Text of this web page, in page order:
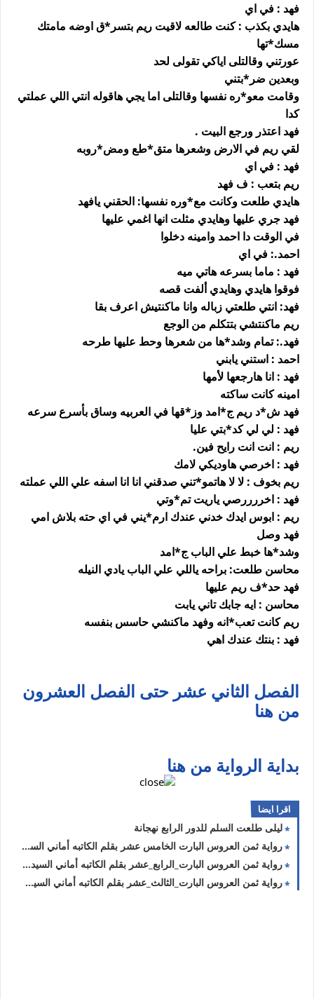
فهد : في اي
هايدي بكذب : كنت طالعه لاقيت ريم بتسر*ق اوضه مامتك
مسك*تها
عورتني وقالتلى اياكي تقولى لحد
وبعدين ضر*بتني
وقامت معو*ره نفسها وقالتلى اما يجي هاقوله انتي اللي عملتي
كدا
فهد اعتذر ورجع البيت .
لقي ريم في الارض وشعرها متق*طع ومض*روبه
فهد : في اي
ريم بتعب : ف فهد
هايدي طلعت وكانت مع*وره نفسها: الحقني يافهد
فهد جري عليها وهايدي مثلت انها اغمي عليها
في الوقت دا احمد وامينه دخلوا
احمد.: في اي
فهد : ماما بسرعه هاتي ميه
فوقوا هايدي وهايدي ألفت قصه
فهد: انتي طلعتي زباله وانا ماكنتيش اعرف بقا
ريم ماكنتشي بتتكلم من الوجع
فهد.: تمام وشد*ها من شعرها وحط عليها طرحه
احمد : استني يابني
فهد : انا هارجعها لأمها
امينه كانت ساكته
فهد ش*د ريم ج*امد وز*قها في العربيه وساق بأسرع سرعه
فهد : لي لي كد*بتي عليا
ريم : انت انت رايح فين.
فهد : اخرصي هاوديكي لامك
ريم بخوف : لا لا هاتمو*تني صدقني انا انا اسفه علي اللي عملته
فهد : اخررررصي ياريت تم*وتي
ريم : ابوس ايدك خدني عندك ارم*يني في اي حته بلاش امي
فهد وصل
وشد*ها خبط علي الباب ج*امد
محاسن طلعت: براحه ياللي علي الباب يادي النيله
فهد حد*ف ريم عليها
محاسن : ايه جابك تاني يابت
ريم كانت تعب*انه وفهد ماكنشي حاسس بنفسه
فهد : بنتك عندك اهي
الفصل الثاني عشر حتى الفصل العشرون
من هنا
بداية الرواية من هنا
اقرا ايضا
ليلى طلعت السلم للدور الرابع نهجانة
رواية ثمن العروس البارت الخامس عشر بقلم الكاتبه أماني السيد حصريه وجديده
رواية ثمن العروس البارت_الرابع_عشر بقلم الكاتبه أماني السيد حصريه وجديده
رواية ثمن العروس البارت_الثالث_عشر بقلم الكاتبه أماني السيد حصريه وجديده